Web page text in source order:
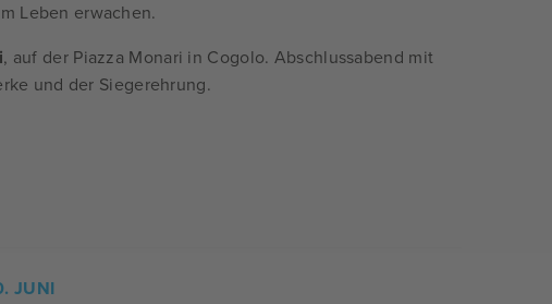
Leben erwachen.
, auf der Piazza Monari in Cogolo. Abschlussabend mit
und der Siegerehrung.
JUNI